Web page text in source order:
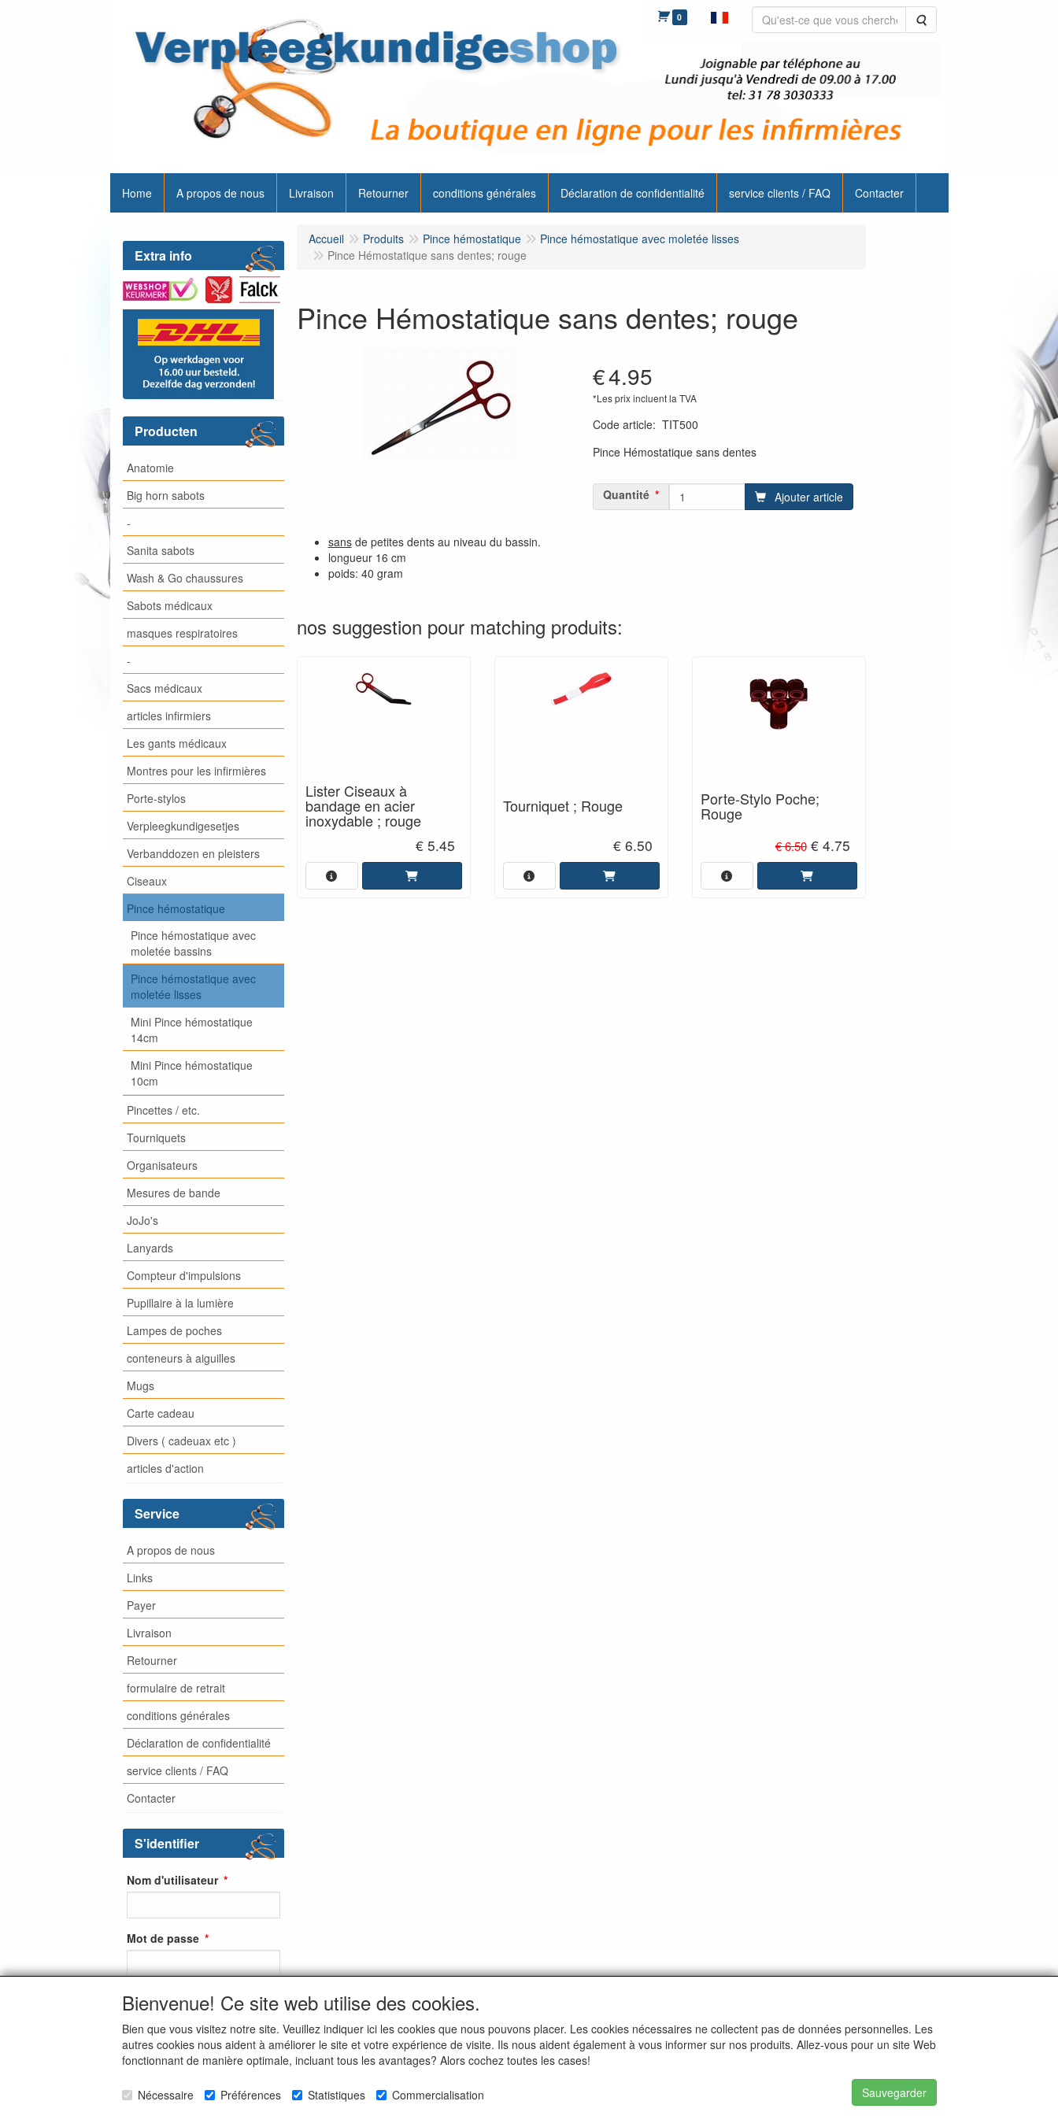
0 Rechercher
Home A propos de nous Livraison Retourner conditions générales Déclaration de confidentialité service clients / FAQ Contacter
Extra info
Producten
Anatomie
Big horn sabots
-
Sanita sabots
Wash & Go chaussures
Sabots médicaux
masques respiratoires
-
Sacs médicaux
articles infirmiers
Les gants médicaux
Montres pour les infirmières
Porte-stylos
Verpleegkundigesetjes
Verbanddozen en pleisters
Ciseaux
Pince hémostatique
Pince hémostatique avec
moletée bassins
Pince hémostatique avec
moletée lisses
Mini Pince hémostatique
14cm
Mini Pince hémostatique
10cm
Pincettes / etc.
Tourniquets
Organisateurs
Mesures de bande
JoJo's
Lanyards
Compteur d'impulsions
Pupillaire à la lumière
Lampes de poches
conteneurs à aiguilles
Mugs
Carte cadeau
Divers ( cadeuax etc )
articles d'action
Service
A propos de nous
Links
Payer
Livraison
Retourner
formulaire de retrait
conditions générales
Déclaration de confidentialité
service clients / FAQ
Contacter
S'identifier
Nom d'utilisateur
Mot de passe
S'identifier
S'inscrire
Mot de passe oublié ?
Accueil Produits Pince hémostatique
Pince hémostatique avec moletée lisses
Pince Hémostatique sans dentes; rouge
Pince Hémostatique sans dentes; rouge
€4.95
*Les prix incluent la TVA
Code article: TIT500
Pince Hémostatique sans dentes
Quantité Ajouter article
sansde petites dents au niveau du bassin.
longueur 16 cm
poids: 40 gram
nos suggestion pour matching produits:
Lister Ciseaux à
bandage en acier
inoxydable ; rouge
€ 5.45
Tourniquet ; Rouge
€ 6.50
Porte-Stylo Poche;
Rouge
€ 6.50€ 4.75
Bienvenue! Ce site web utilise des cookies.
Bien que vous visitez notre site. Veuillez indiquer ici les cookies que nous pouvons placer. Les cookies nécessaires ne collectent pas de données personnelles. Les
autres cookies nous aident à améliorer le site et votre expérience de visite. Ils nous aident également à vous informer sur nos produits. Allez-vous pour un site Web
fonctionnant de manière optimale, incluant tous les avantages? Alors cochez toutes les cases!
Nécessaire Préférences Statistiques Commercialisation Sauvegarder